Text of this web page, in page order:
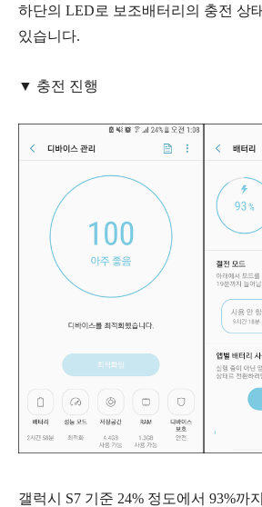
하단의 LED로 보조배터리의 충전 상
있습니다.
▼ 충전 진행
갤럭시 S7 기준 24% 정도에서 93%까